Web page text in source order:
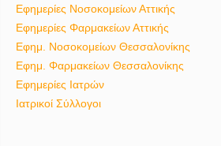
Εφημερίες Νοσοκομείων Αττικής
Εφημερίες Φαρμακείων Αττικής
Εφημ. Νοσοκομείων Θεσσαλονίκης
Εφημ. Φαρμακείων Θεσσαλονίκης
Εφημερίες Ιατρών
Ιατρικοί Σύλλογοι